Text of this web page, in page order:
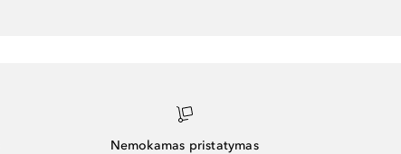
Nemokamas pristatymas